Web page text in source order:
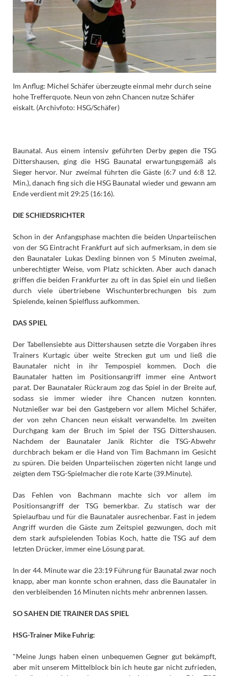
Im Anflug: Michel Schäfer überzeugte einmal mehr durch seine
hohe Trefferquote. Neun von zehn Chancen nutze Schäfer
eiskalt. (Archivfoto: HSG/Schäfer)
Baunatal. Aus einem intensiv geführten Derby gegen die TSG
Dittershausen, ging die HSG Baunatal erwartungsgemäß als
Sieger hervor. Nur zweimal führten die Gäste (6:7 und 6:8 12.
Min.), danach fing sich die HSG Baunatal wieder und gewann am
Ende verdient mit 29:25 (16:16).
DIE SCHIEDSRICHTER
Schon in der Anfangsphase machten die beiden Unparteiischen
von der SG Eintracht Frankfurt auf sich aufmerksam, in dem sie
den Baunataler Lukas Dexling binnen von 5 Minuten zweimal,
unberechtigter Weise, vom Platz schickten. Aber auch danach
griffen die beiden Frankfurter zu oft in das Spiel ein und ließen
durch viele übertriebene Wischunterbrechungen bis zum
Spielende, keinen Spielfluss aufkommen.
DAS SPIEL
Der Tabellensiebte aus Dittershausen setzte die Vorgaben ihres
Trainers Kurtagic über weite Strecken gut um und ließ die
Baunataler nicht in ihr Tempospiel kommen. Doch die
Baunataler hatten im Positionsangriff immer eine Antwort
parat. Der Baunataler Rückraum zog das Spiel in der Breite auf,
sodass sie immer wieder ihre Chancen nutzen konnten.
Nutznießer war bei den Gastgebern vor allem Michel Schäfer,
der von zehn Chancen neun eiskalt verwandelte. Im zweiten
Durchgang kam der Bruch im Spiel der TSG Dittershausen.
Nachdem der Baunataler Janik Richter die TSG-Abwehr
durchbrach bekam er die Hand von Tim Bachmann im Gesicht
zu spüren. Die beiden Unparteiischen zögerten nicht lange und
zeigten dem TSG-Spielmacher die rote Karte (39.Minute).
Das Fehlen von Bachmann machte sich vor allem im
Positionsangriff der TSG bemerkbar. Zu statisch war der
Spielaufbau und für die Baunataler ausrechenbar. Fast in jedem
Angriff wurden die Gäste zum Zeitspiel gezwungen, doch mit
dem stark aufspielenden Tobias Koch, hatte die TSG auf dem
letzten Drücker, immer eine Lösung parat.
In der 44. Minute war die 23:19 Führung für Baunatal zwar noch
knapp, aber man konnte schon erahnen, dass die Baunataler in
den verbleibenden 16 Minuten nichts mehr anbrennen lassen.
SO SAHEN DIE TRAINER DAS SPIEL
HSG-Trainer Mike Fuhrig:
"Meine Jungs haben einen unbequemen Gegner gut bekämpft,
aber mit unserem Mittelblock bin ich heute gar nicht zufrieden,